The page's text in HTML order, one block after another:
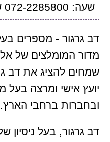
שעה: 072-2285800 שלוחה 206
דב גרגור - מספרים
מדור המומלצים של
שמחים להציג את דב
יועץ אישי ומרצה בעל
ובחברות ברחבי הארץ.
דב גרגור, בעל